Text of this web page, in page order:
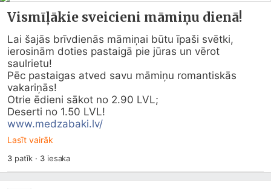
Vismīļākie sveicieni māmiņu dienā!
Lai šajās brīvdienās māmiņai būtu īpaši svētki,
ierosinām doties pastaigā pie jūras un vērot
saulrietu!
Pēc pastaigas atved savu māmiņu romantiskās
vakariņās!
Otrie ēdieni sākot no 2.90 LVL;
www.medzabaki.lv/
Lasīt vairāk
3patīk · 3iesaka